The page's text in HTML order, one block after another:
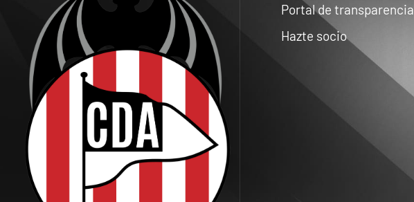
Portal de transparencia
Hazte socio